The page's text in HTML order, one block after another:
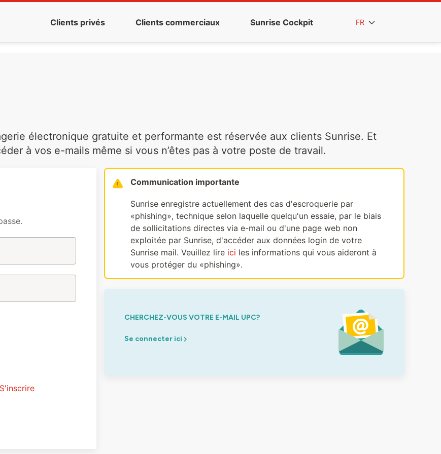
Clients privés Clients commerciaux Sunrise Cockpit FR
électronique gratuite et performante est réservée aux clients Sunrise. Et
à vos e-mails même si vous n’êtes pas à votre poste de travail.
S'inscrire
Communication importante
Sunrise enregistre actuellement des cas d'escroquerie par
«phishing», technique selon laquelle quelqu'un essaie, par le biais
de sollicitations directes via e-mail ou d'une page web non
exploitée par Sunrise, d'accéder aux données login de votre
Sunrise mail. Veuillez lire ici les informations qui vous aideront à
vous protéger du «phishing».
CHERCHEZ-VOUS VOTRE E-MAIL UPC?
Se connecter ici